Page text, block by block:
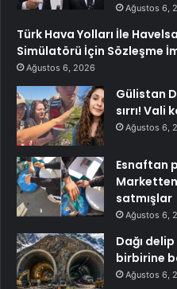
Ağustos 6,
Türk Hava Yolları İle
Simülatörü İçin Sözleşme
Ağustos 6, 2026
Gülistan
sırrı! Vali
Ağustos 6,
Esnaftan
Marketten
satmışlar
Ağustos 6,
Dağı
birbirine
Ağustos 6,